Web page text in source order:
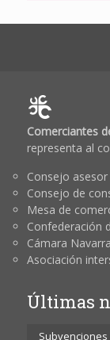
Comerciantes
representa al
Consejo
Consejo de
Mesa de
Confederación
Cámara
Asociación
Últimas